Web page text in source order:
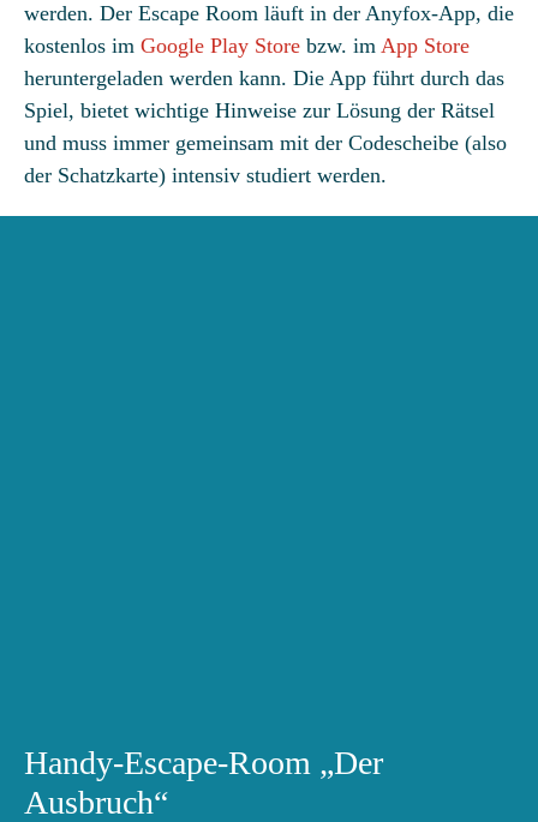
werden. Der Escape Room läuft in der Anyfox-App, die
kostenlos im Google Play Store bzw. im App Store
heruntergeladen werden kann. Die App führt durch das
Spiel, bietet wichtige Hinweise zur Lösung der Rätsel
und muss immer gemeinsam mit der Codescheibe (also
der Schatzkarte) intensiv studiert werden.
Handy-Escape-Room „Der
Ausbruch“